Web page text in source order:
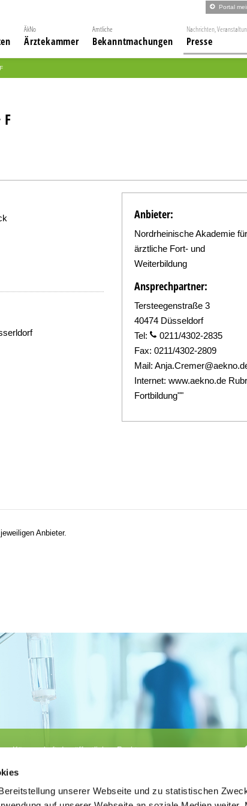
unserer Webseite und zu statistischen
Portal
ÄkNo
Ärztekammer
Amtliche
Bekanntmachungen
Nachrichten,
Presse
Anbieter:
Nordrheinische Akademie für
ärztliche Fort- und
Weiterbildung
Ansprechpartner:
Tersteegenstraße 3
40474 Düsseldorf
Tel:
0211/4302-2835
Fax: 0211/4302-2809
Mail:
Internet: www.aekno.de
Fortbildung""
Anbieter.
Körperschaft des öffentlichen Rechts